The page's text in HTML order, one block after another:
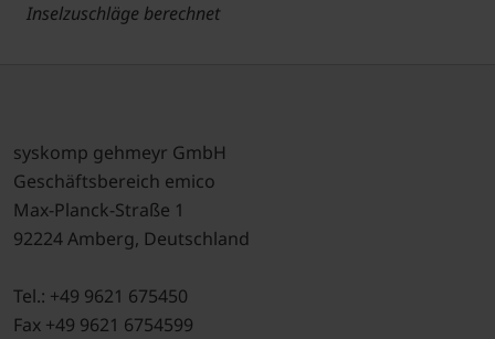
Inselzuschläge berechnet
syskomp gehmeyr GmbH
Geschäftsbereich emico
Max-Planck-Straße 1
92224 Amberg, Deutschland
Tel.: +49 9621 675450
Fax +49 9621 6754599